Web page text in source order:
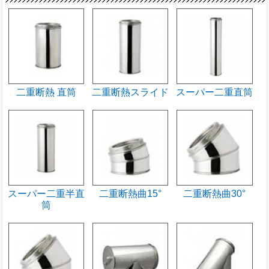
二重断熱 直筒 二重断熱スライド スーパー二重直筒
スーパー二重半直
筒
二重断熱曲15° 二重断熱曲30°